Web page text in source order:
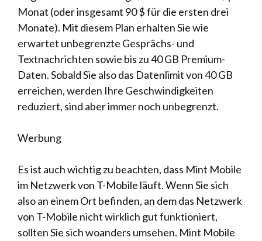
Monat (oder insgesamt 90 $ für die ersten drei
Monate). Mit diesem Plan erhalten Sie wie
erwartet unbegrenzte Gesprächs- und
Textnachrichten sowie bis zu 40 GB Premium-
Daten. Sobald Sie also das Datenlimit von 40 GB
erreichen, werden Ihre Geschwindigkeiten
reduziert, sind aber immer noch unbegrenzt.
Werbung
Es ist auch wichtig zu beachten, dass Mint Mobile
im Netzwerk von T-Mobile läuft. Wenn Sie sich
also an einem Ort befinden, an dem das Netzwerk
von T-Mobile nicht wirklich gut funktioniert,
sollten Sie sich woanders umsehen. Mint Mobile